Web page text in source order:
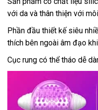
với da và thân thiện với
Phần đầu thiết kế siêu
thích bên ngoài âm đạo
Cục rung có thể tháo dễ